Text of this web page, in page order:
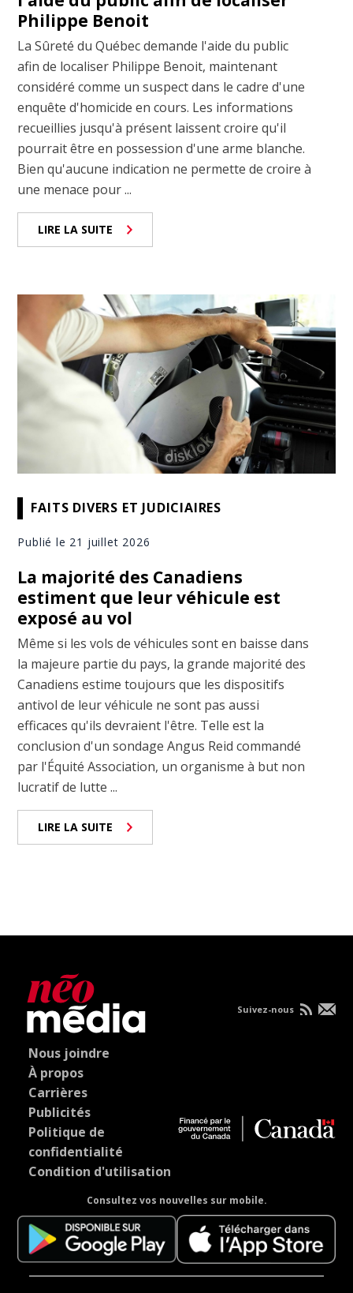
Philippe Benoit
La Sûreté du Québec demande l'aide du public
afin de localiser Philippe Benoit, maintenant
considéré comme un suspect dans le cadre d'une
enquête d'homicide en cours. Les informations
recueillies jusqu'à présent laissent croire qu'il
pourrait être en possession d'une arme blanche.
Bien qu'aucune indication ne permette de croire à
une menace pour ...
LIRE LA SUITE
FAITS DIVERS ET JUDICIAIRES
Publié le 21 juillet 2026
La majorité des Canadiens
estiment que leur véhicule est
exposé au vol
Même si les vols de véhicules sont en baisse dans
la majeure partie du pays, la grande majorité des
Canadiens estime toujours que les dispositifs
antivol de leur véhicule ne sont pas aussi
efficaces qu'ils devraient l'être. Telle est la
conclusion d'un sondage Angus Reid commandé
par l'Équité Association, un organisme à but non
lucratif de lutte ...
LIRE LA SUITE
Nous joindre
À propos
Carrières
Publicités
Politique de
confidentialité
Condition d'utilisation
Consultez vos nouvelles sur mobile.
Suivez-nous